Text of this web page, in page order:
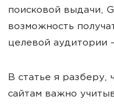
поисковой выдачи,
возможность
целевой аудитории
В статье я разберу,
сайтам важно